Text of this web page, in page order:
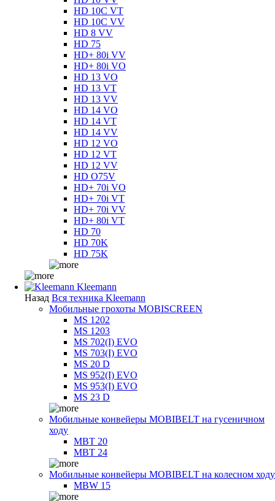
HD 10C VT
HD 10C VV
HD 8 VV
HD 75
HD+ 80i VV
HD+ 80i VO
HD 13 VO
HD 13 VT
HD 13 VV
HD 14 VO
HD 14 VT
HD 14 VV
HD 12 VO
HD 12 VT
HD 12 VV
HD O75V
HD+ 70i VO
HD+ 70i VT
HD+ 70i VV
HD+ 80i VT
HD 70
HD 70K
HD 75K
Kleemann
Назад Вся техника Kleemann
Мобильные грохоты MOBISCREEN
MS 1202
MS 1203
MS 702(I) EVO
MS 703(I) EVO
MS 20 D
MS 952(I) EVO
MS 953(I) EVO
MS 23 D
Мобильные конвейеры MOBIBELT на гусеничном
ходу
MBT 20
MBT 24
Мобильные конвейеры MOBIBELT на колесном ходу
MBW 15